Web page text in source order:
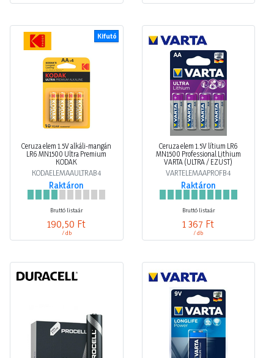
Kifutó
Ceruza elem 1.5V alkáli-mangán
LR6 MN1500 Ultra Premium
KODAK
KODAELEMAAULTRAB4
Raktáron
Bruttó listaár
190,50 Ft
/ db
Ceruza elem 1.5V lítium LR6
MN1500 Professional Lithium
VARTA (ULTRA / EZÜST)
VARTELEMAAPROFB4
Raktáron
Bruttó listaár
1 367 Ft
/ db